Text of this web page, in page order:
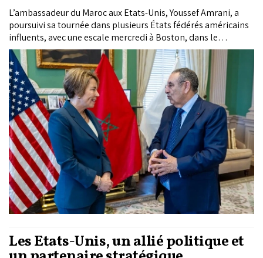
L’ambassadeur du Maroc aux Etats-Unis, Youssef Amrani, a
poursuivi sa tournée dans plusieurs États fédérés américains
influents, avec une escale mercredi à Boston, dans le
Massachusetts (nord-est), où il a tenu des discussions de haut
niveau avec les responsables locaux sur l’approfondissement
de l’alliance stratégique entre le Royaume et les États-Unis.
Les États-Unis, un allié politique et